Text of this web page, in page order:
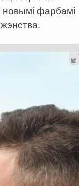
новымі фарбамі